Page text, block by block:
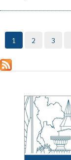
Pagination
Current
1 Page
2 Page
3